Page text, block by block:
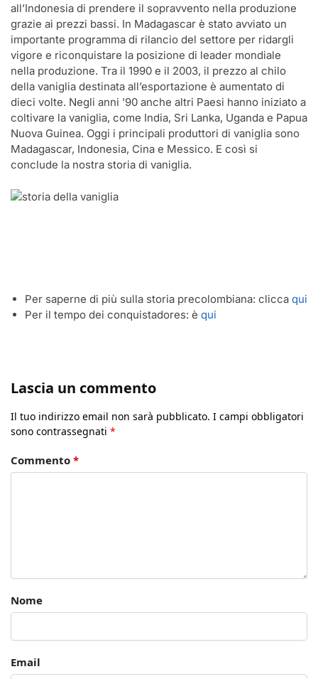
all’Indonesia di prendere il sopravvento nella produzione
grazie ai prezzi bassi. In Madagascar è stato avviato un
importante programma di rilancio del settore per ridargli
vigore e riconquistare la posizione di leader mondiale
nella produzione. Tra il 1990 e il 2003, il prezzo al chilo
della vaniglia destinata all’esportazione è aumentato di
dieci volte. Negli anni ’90 anche altri Paesi hanno iniziato a
coltivare la vaniglia, come India, Sri Lanka, Uganda e Papua
Nuova Guinea. Oggi i principali produttori di vaniglia sono
Madagascar, Indonesia, Cina e Messico. E così si
conclude la nostra storia di vaniglia.
Per saperne di più sulla storia precolombiana: clicca qui
Per il tempo dei conquistadores: è qui
Lascia un commento
Il tuo indirizzo email non sarà pubblicato. I campi obbligatori
sono contrassegnati *
Commento *
Nome
Email